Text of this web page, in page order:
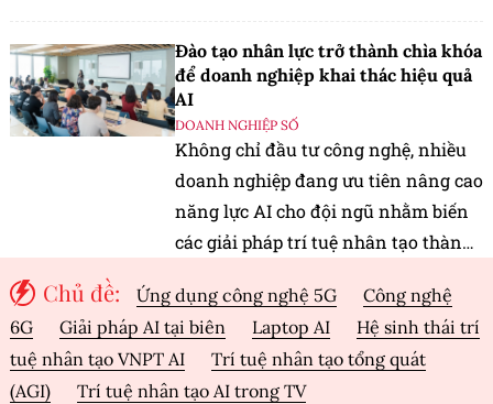
xuất ô tô.
Đào tạo nhân lực trở thành chìa khóa
để doanh nghiệp khai thác hiệu quả
AI
DOANH NGHIỆP SỐ
Không chỉ đầu tư công nghệ, nhiều
doanh nghiệp đang ưu tiên nâng cao
năng lực AI cho đội ngũ nhằm biến
các giải pháp trí tuệ nhân tạo thành
xuất, kinh doanh.
Chủ đề: Ứng dụng công nghệ 5G
Công nghệ
6G
Giải pháp AI tại biên Laptop AI
Hệ sinh thái trí
tuệ nhân tạo VNPT AI
Trí tuệ nhân tạo tổng quát
(AGI)
Trí tuệ nhân tạo AI trong TV